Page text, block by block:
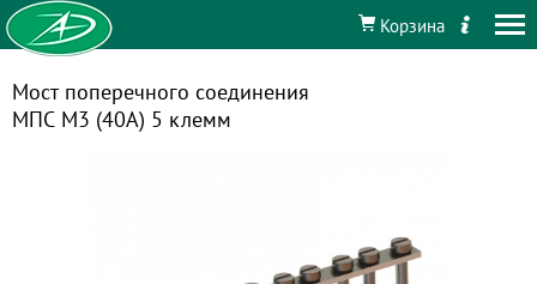
Корзина
Мост поперечного соединения
МПС М3 (40А) 5 клемм